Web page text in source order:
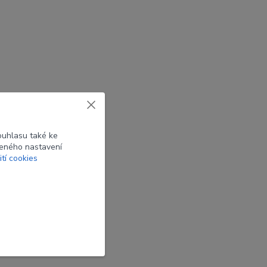
také ke
nastavení
cookies